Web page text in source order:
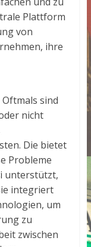
Plattform
von
ihre
sind
nicht
Die bietet
Probleme
unterstützt,
integriert
um
zu
zwischen